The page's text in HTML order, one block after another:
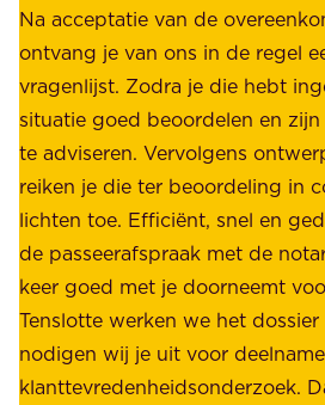
i
j
b
i
e
d
e
n
r
u
s
t
n
v
o
o
r
o
n
z
e
s
t
a
Na acceptatie van de
ontvang je van ons in de regel
vragenlijst. Zodra je die hebt
situatie goed beoordelen en
te adviseren. Vervolgens
reiken je die ter beoordeling in
lichten toe. Efficiënt, snel en
de passeerafspraak met de
keer goed met je doorneemt
Tenslotte werken we het
nodigen wij je uit voor
klanttevredenheidsonderzoek.